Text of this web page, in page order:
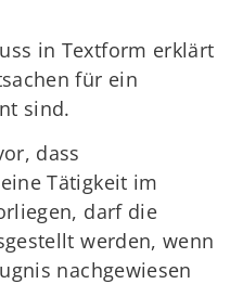
in Textform erklärt
für ein
sind.
dass
Tätigkeit im
darf die
werden, wenn
nachgewiesen